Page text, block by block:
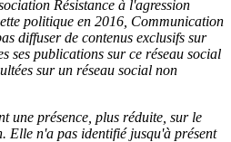
Résistance à l'agression
politique en 2016, Communication
diffuser de contenus exclusifs sur
ses publications surce réseau social
surun réseau social non
une présence, plus réduite, sur le
Elle n'a pas identifié jusqu'à présent